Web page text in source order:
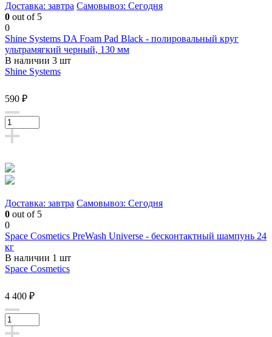
Доставка: завтра Самовывоз: Сегодня
0 out of 5
0
Shine Systems DA Foam Pad Black - полировальный круг
ультрамягкий черный, 130 мм
В наличии 3 шт
Shine Systems
590 ₽
Доставка: завтра Самовывоз: Сегодня
0 out of 5
0
Space Cosmetics PreWash Universe - бесконтактный шампунь 24
кг
В наличии 1 шт
Space Cosmetics
4 400 ₽